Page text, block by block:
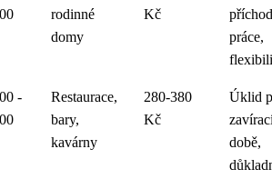
rodinné
domy
Kč
práce,
-
Restaurace,
bary,
kavárny
280-380
Kč
Úklid
době,